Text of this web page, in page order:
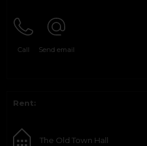
Call Send email
Rent:
The Old Town Hall